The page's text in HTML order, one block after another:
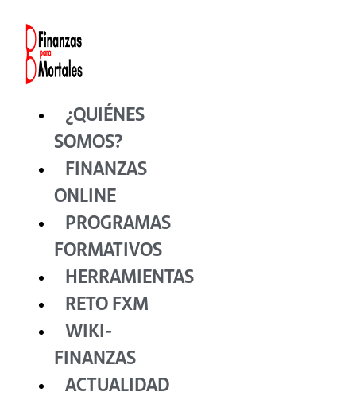
contenido
¿QUIÉNES
SOMOS?
FINANZAS
ONLINE
PROGRAMAS
FORMATIVOS
HERRAMIENTAS
RETO FXM
WIKI-
FINANZAS
ACTUALIDAD